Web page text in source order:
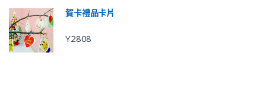
賀卡禮品卡片
Y2808